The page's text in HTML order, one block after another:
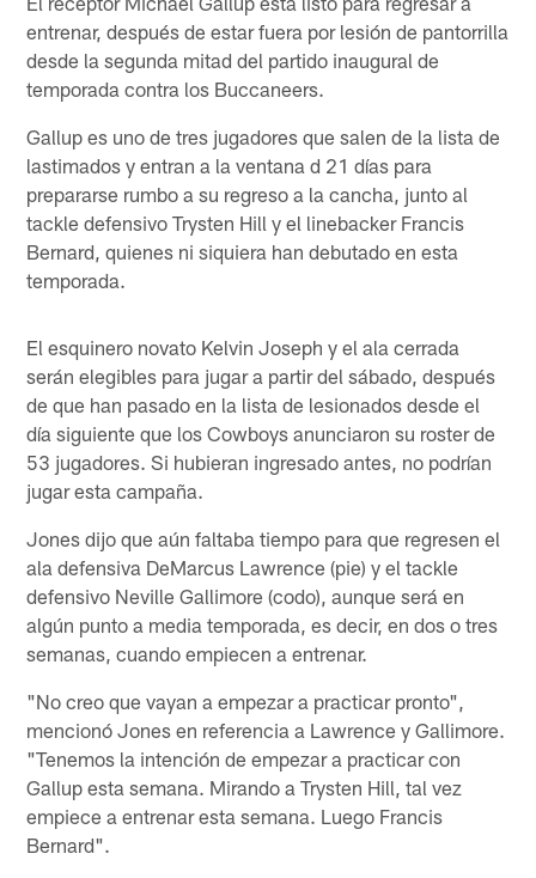
entrenar, después de estar fuera por lesión de pantorrilla
desde la segunda mitad del partido inaugural de
temporada contra los Buccaneers.
Gallup es uno de tres jugadores que salen de la lista de
lastimados y entran a la ventana d 21 días para
prepararse rumbo a su regreso a la cancha, junto al
tackle defensivo Trysten Hill y el linebacker Francis
Bernard, quienes ni siquiera han debutado en esta
temporada.
El esquinero novato Kelvin Joseph y el ala cerrada
serán elegibles para jugar a partir del sábado, después
de que han pasado en la lista de lesionados desde el
día siguiente que los Cowboys anunciaron su roster de
53 jugadores. Si hubieran ingresado antes, no podrían
jugar esta campaña.
Jones dijo que aún faltaba tiempo para que regresen el
ala defensiva DeMarcus Lawrence (pie) y el tackle
defensivo Neville Gallimore (codo), aunque será en
algún punto a media temporada, es decir, en dos o tres
semanas, cuando empiecen a entrenar.
"No creo que vayan a empezar a practicar pronto",
mencionó Jones en referencia a Lawrence y Gallimore.
"Tenemos la intención de empezar a practicar con
Gallup esta semana. Mirando a Trysten Hill, tal vez
empiece a entrenar esta semana. Luego Francis
Bernard".